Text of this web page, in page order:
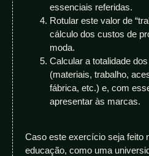
essenciais referidas.
Rotular este valor de
cálculo dos custos de
moda.
Calcular a totalidade
(materiais, trabalho,
fábrica, etc.) e, com
apresentar às marcas.
Caso este exercício seja feito
educação, como uma